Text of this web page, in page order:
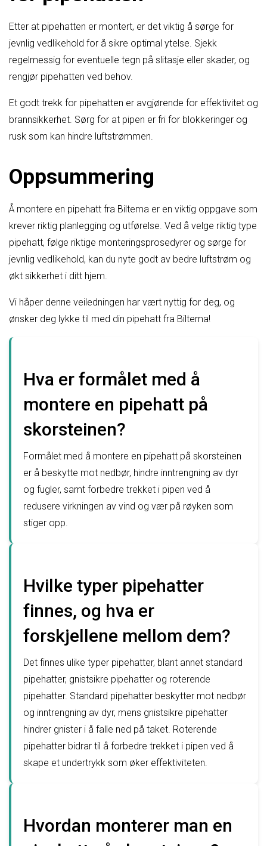
Etter at pipehatten er montert, er det viktig å sørge for
jevnlig vedlikehold for å sikre optimal ytelse. Sjekk
regelmessig for eventuelle tegn på slitasje eller skader, og
rengjør pipehatten ved behov.
Et godt trekk for pipehatten er avgjørende for effektivitet og
brannsikkerhet. Sørg for at pipen er fri for blokkeringer og
rusk som kan hindre luftstrømmen.
Oppsummering
Å montere en pipehatt fra Biltema er en viktig oppgave som
krever riktig planlegging og utførelse. Ved å velge riktig type
pipehatt, følge riktige monteringsprosedyrer og sørge for
jevnlig vedlikehold, kan du nyte godt av bedre luftstrøm og
økt sikkerhet i ditt hjem.
Vi håper denne veiledningen har vært nyttig for deg, og
ønsker deg lykke til med din pipehatt fra Biltema!
Hva er formålet med å
montere en pipehatt på
skorsteinen?
Formålet med å montere en pipehatt på skorsteinen
er å beskytte mot nedbør, hindre inntrengning av dyr
og fugler, samt forbedre trekket i pipen ved å
redusere virkningen av vind og vær på røyken som
stiger opp.
Hvilke typer pipehatter
finnes, og hva er
forskjellene mellom dem?
Det finnes ulike typer pipehatter, blant annet standard
pipehatter, gnistsikre pipehatter og roterende
pipehatter. Standard pipehatter beskytter mot nedbør
og inntrengning av dyr, mens gnistsikre pipehatter
hindrer gnister i å falle ned på taket. Roterende
pipehatter bidrar til å forbedre trekket i pipen ved å
skape et undertrykk som øker effektiviteten.
Hvordan monterer man en